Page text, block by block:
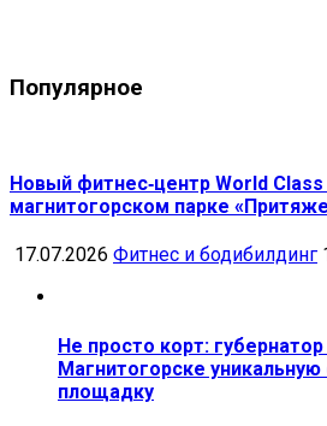
Популярное
Новый фитнес‑центр World
магнитогорском парке
17.07.2026 Фитнес и бодибилдинг
Не просто корт:
Магнитогорске
площадку